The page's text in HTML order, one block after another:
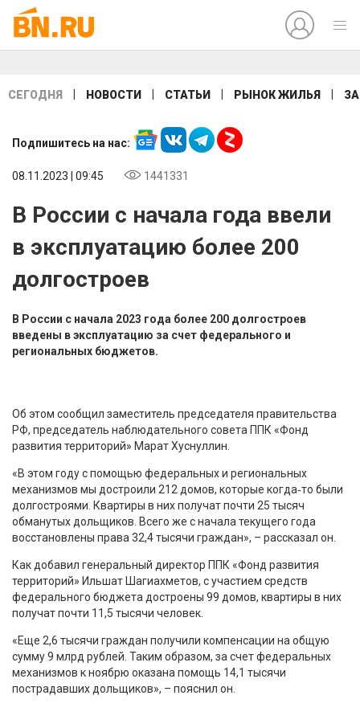
СЕГОДНЯ НОВОСТИ СТАТЬИ РЫНОК ЖИЛЬЯ
Подпишитесь на нас:
08.11.2023 | 09:45 1441331
В России с начала года ввели
в эксплуатацию более 200
долгостроев
В России с начала 2023 года более 200 долгостроев
введены в эксплуатацию за счет федерального и
региональных бюджетов.
Об этом сообщил заместитель председателя правительства
РФ, председатель наблюдательного совета ППК «Фонд
развития территорий» Марат Хуснуллин.
«В этом году с помощью федеральных и региональных
механизмов мы достроили 212 домов, которые когда‑то были
долгостроями. Квартиры в них получат почти 25 тысяч
обманутых дольщиков. Всего же с начала текущего года
восстановлены права 32,4 тысячи граждан», – рассказал он.
Как добавил генеральный директор ППК «Фонд развития
территорий» Ильшат Шагиахметов, с участием средств
федерального бюджета достроены 99 домов, квартиры в них
получат почти 11,5 тысячи человек.
«Еще 2,6 тысячи граждан получили компенсации на общую
сумму 9 млрд рублей. Таким образом, за счет федеральных
механизмов к ноябрю оказана помощь 14,1 тысячи
пострадавших дольщиков», – пояснил он.